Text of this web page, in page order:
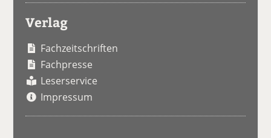
Verlag
Fachzeitschriften
Fachpresse
Leserservice
Impressum